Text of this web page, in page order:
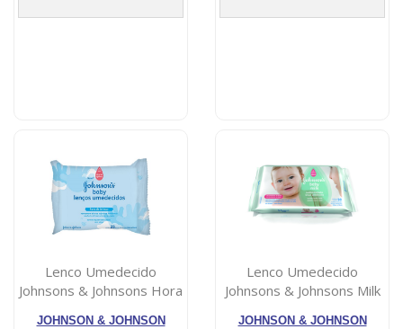
Lenco Umedecido
Johnsons & Johnsons Hora
JOHNSON & JOHNSON
Lenco Umedecido
Johnsons & Johnsons Milk
JOHNSON & JOHNSON